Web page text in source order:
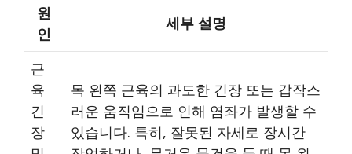
원
인
세부 설명
근
육
긴
장
목 왼쪽 근육의 과도한 긴장 또는 갑작스
러운 움직임으로 인해 염좌가 발생할 수
있습니다. 특히, 잘못된 자세로 장시간